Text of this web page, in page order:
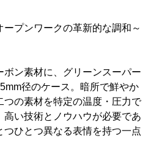
ープンワークの革新的な調和～
ン素材に、グリーンスーパー
径のケース。暗所で鮮やか
つの素材を特定の温度・圧力で
い技術とノウハウが必要であ
つひとつ異なる表情を持つ一点